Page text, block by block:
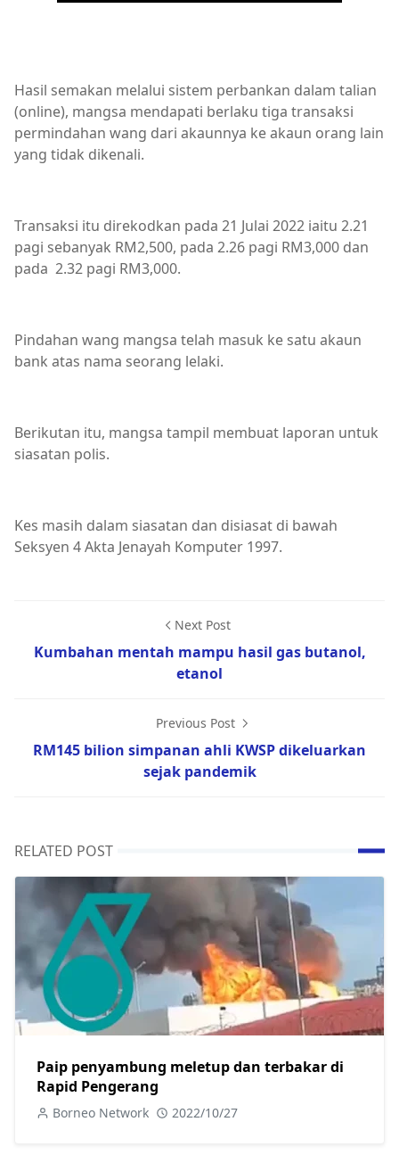
Hasil semakan melalui sistem perbankan dalam talian
(online), mangsa mendapati berlaku tiga transaksi
permindahan wang dari akaunnya ke akaun orang lain
yang tidak dikenali.
Transaksi itu direkodkan pada 21 Julai 2022 iaitu 2.21
pagi sebanyak RM2,500, pada 2.26 pagi RM3,000 dan
pada 2.32 pagi RM3,000.
Pindahan wang mangsa telah masuk ke satu akaun
bank atas nama seorang lelaki.
Berikutan itu, mangsa tampil membuat laporan untuk
siasatan polis.
Kes masih dalam siasatan dan disiasat di bawah
Seksyen 4 Akta Jenayah Komputer 1997.
Next Post
Kumbahan mentah mampu hasil gas butanol,
etanol
Previous Post
RM145 bilion simpanan ahli KWSP dikeluarkan
sejak pandemik
RELATED POST
Paip penyambung meletup dan terbakar di
Rapid Pengerang
Borneo Network 2022/10/27